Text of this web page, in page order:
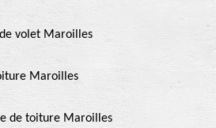
volet Maroilles
Maroilles
de toiture Maroilles